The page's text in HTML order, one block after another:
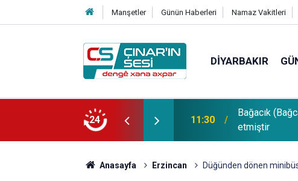
Manşetler Günün Haberleri Namaz Vakitleri
DIYARBAKIR
24 11:30
Bağacık
etmiştir
Anasayfa Erzincan Düğünden dönen